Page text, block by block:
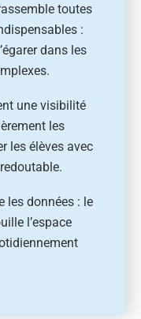
toutes
:
dans les
une visibilité
les
les élèves avec
les données : le
l’espace